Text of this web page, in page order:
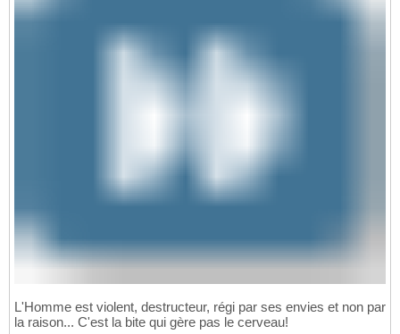
L'Homme est violent, destructeur, régi par ses envies et non par
la raison... C'est la bite qui gère pas le cerveau!